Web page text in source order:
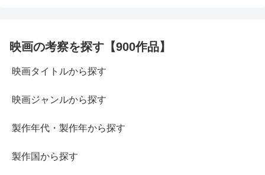
映画の考察を探す【900作品】
映画タイトルから探す
映画ジャンルから探す
製作年代・製作年から探す
製作国から探す